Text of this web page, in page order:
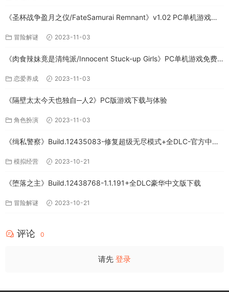
《圣杯战争盈月之仪/FateSamurai Remnant》v1.02 PC单机游戏下
冒险解谜 2023-11-03
《肉食辣妹竟是清纯派/Innocent Stuck-up Girls》PC单机游戏免费
恋爱养成 2023-11-03
《隔壁太太今天也独自─人2》PC版游戏下载与体验
角色扮演 2023-11-03
《缉私警察》Build.12435083-修复超级无尽模式+全DLC-官方中文-
模拟经营 2023-10-21
《堕落之主》Build.12438768-1.1.191+全DLC豪华中文版下载
冒险解谜 2023-10-21
评论 0
请先 登录